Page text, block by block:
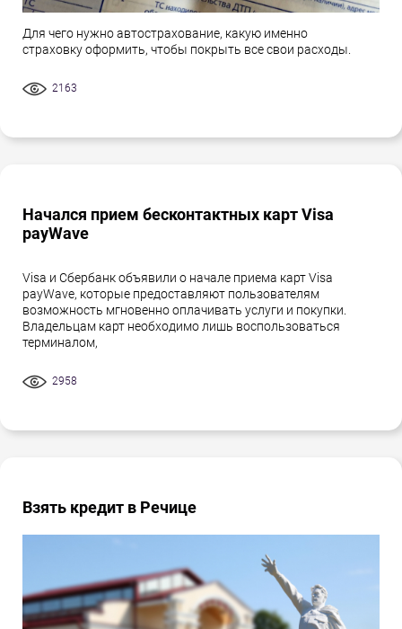
Для чего нужно автострахование, какую именно
страховку оформить, чтобы покрыть все свои расходы.
2163
Начался прием бесконтактных карт Visa
payWave
Visa и Сбербанк объявили о начале приема карт Visa
payWave, которые предоставляют пользователям
возможность мгновенно оплачивать услуги и покупки.
Владельцам карт необходимо лишь воспользоваться
терминалом,
2958
Взять кредит в Речице